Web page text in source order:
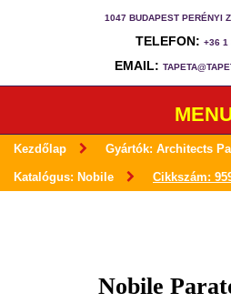
1047 BUDAPEST PERÉNYI
TELEFON: +36 1
EMAIL:
Kezdőlap Gyártók: Architects
Katalógus: Nobile Cikkszám:
Nobile